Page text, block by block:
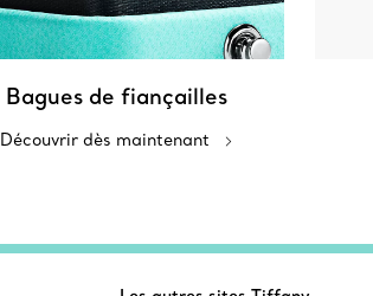
Bagues de fiançailles
Découvrir dès maintenant